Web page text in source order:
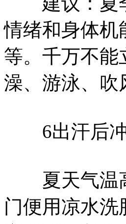
情绪和身体机
等。千万不能
澡、游泳、吹
6出汗后冲
夏天气温高
门便用凉水